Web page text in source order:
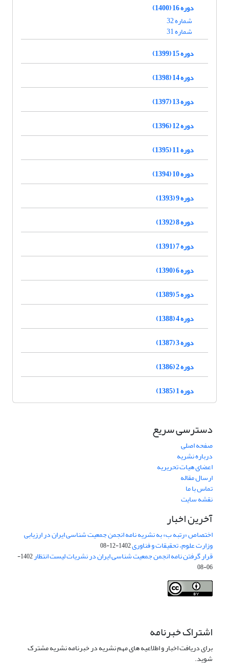
دوره 16 (1400)
شماره 32
شماره 31
دوره 15 (1399)
دوره 14 (1398)
دوره 13 (1397)
دوره 12 (1396)
دوره 11 (1395)
دوره 10 (1394)
دوره 9 (1393)
دوره 8 (1392)
دوره 7 (1391)
دوره 6 (1390)
دوره 5 (1389)
دوره 4 (1388)
دوره 3 (1387)
دوره 2 (1386)
دوره 1 (1385)
دسترسی سریع
صفحه اصلی
درباره نشریه
اعضای هیات تحریریه
ارسال مقاله
تماس با ما
نقشه سایت
آخرین اخبار
اختصاص «رتبه ب» به نشریه نامه انجمن جمعیت شناسی ایران در ارزیابی
وزارت علوم، تحقیقات و فناوری1402-12-08
قرار گرفتن نامه انجمن جمعیت شناسی ایران در نشریات لیست انتظار
1402-
06-08
اشتراک خبرنامه
برای دریافت اخبار و اطلاعیه های مهم نشریه در خبرنامه نشریه مشترک
شوید.